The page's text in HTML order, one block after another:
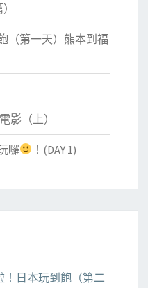
（第一天）熊本到福
影（上）
囉 ！(DAY 1)
！日本玩到飽（第二